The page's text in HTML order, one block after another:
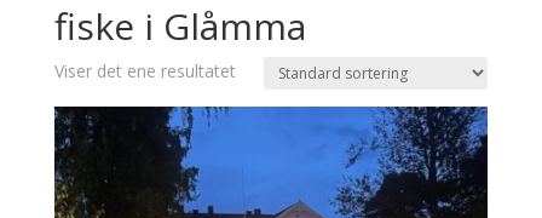
fiske i Glåmma
Viser det ene resultatet